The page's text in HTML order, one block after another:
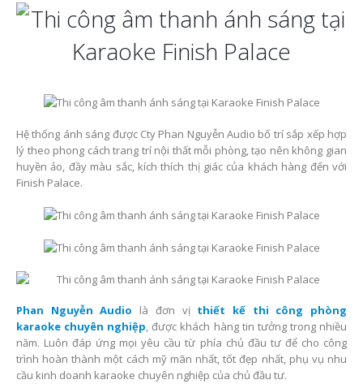
Hệ thống ánh sáng được Cty Phan Nguyễn Audio bố trí sắp xếp hợp
lý theo phong cách trang trí nội thất mỗi phòng, tạo nên không gian
huyền ảo, đầy màu sắc, kích thích thị giác của khách hàng đến với
Finish Palace.
Phan Nguyễn Audio là đơn vị thiết kế thi công phòng
karaoke chuyên nghiệp, được khách hàng tin tưởng trong nhiều
năm. Luôn đáp ứng mọi yêu cầu từ phía chủ đầu tư để cho công
trình hoàn thành một cách mỹ mãn nhất, tốt đẹp nhất, phụ vụ nhu
cầu kinh doanh karaoke chuyên nghiệp của chủ đầu tư.